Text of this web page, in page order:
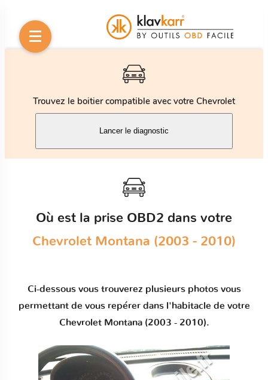
Trouvez le boitier compatible avec votre Chevrolet
Lancer le diagnostic
Où est la prise OBD2 dans votre
Chevrolet Montana (2003 - 2010)
Ci-dessous vous trouverez plusieurs photos vous
permettant de vous repérer dans l'habitacle de votre
Chevrolet Montana (2003 - 2010).